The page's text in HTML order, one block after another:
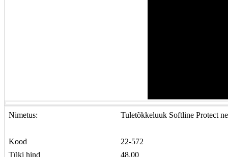
Nimetus: Tuletõkkeluuk Softline Protect
Kood
22-572
Tüki hind
48.00